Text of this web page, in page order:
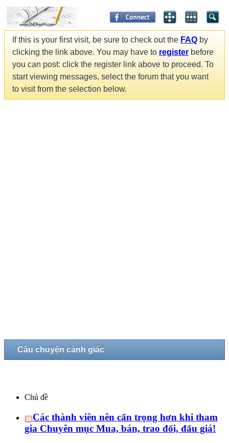
If this is your first visit, be sure to check out the FAQ by
clicking the link above. You may have to register before
you can post: click the register link above to proceed. To
start viewing messages, select the forum that you want
to visit from the selection below.
Câu chuyện cảnh giác
Chủ đề
Các thành viên nên cẩn trọng hơn khi tham
gia Chuyên mục Mua, bán, trao đổi, đấu giá!